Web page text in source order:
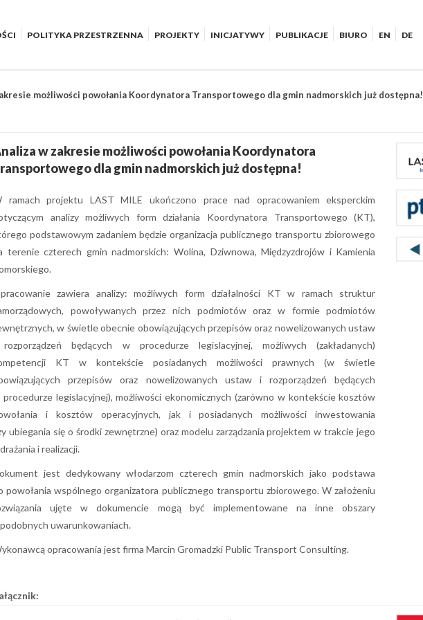
POLITYKA PRZESTRZENNA PROJEKTY INICJATYWY PUBLIKACJE BIURO EN DE
możliwości powołania Koordynatora Transportowego dla gmin nadmorskich już dostępna!
w zakresie możliwości powołania Koordynatora
dla gmin nadmorskich już dostępna!
ramach projektu LAST MILE ukończono prace nad opracowaniem eksperckim
analizy możliwych form działania Koordynatora Transportowego (KT),
podstawowym zadaniem będzie organizacja publicznego transportu zbiorowego
terenie czterech gmin nadmorskich: Wolina, Dziwnowa, Międzyzdrojów i Kamienia
zawiera analizy: możliwych form działalności KT w ramach struktur
powoływanych przez nich podmiotów oraz w formie podmiotów
w świetle obecnie obowiązujących przepisów oraz nowelizowanych ustaw
będących w procedurze legislacyjnej, możliwych (zakładanych)
KT w kontekście posiadanych możliwości prawnych (w świetle
przepisów oraz nowelizowanych ustaw i rozporządzeń będących
procedurze legislacyjnej), możliwości ekonomicznych (zarówno w kontekście kosztów
i kosztów operacyjnych, jak i posiadanych możliwości inwestowania
ubiegania się o środki zewnętrzne) oraz modelu zarządzania projektem w trakcie jego
i realizacji.
jest dedykowany włodarzom czterech gmin nadmorskich jako podstawa
powołania wspólnego organizatora publicznego transportu zbiorowego. W założeniu
ujęte w dokumencie mogą być implementowane na inne obszary
uwarunkowaniach.
opracowania jest firma Marcin Gromadzki Public Transport Consulting.